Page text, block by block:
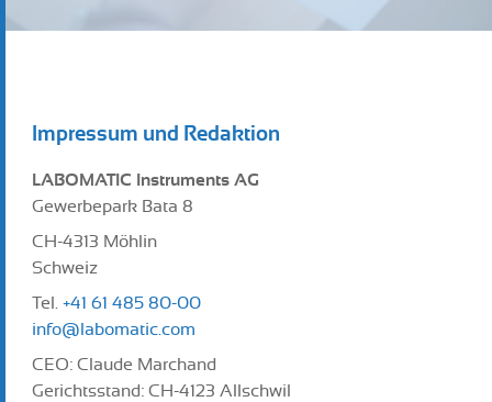
Impressum und Redaktion
LABOMATIC Instruments AG
Gewerbepark Bata 8
CH-4313 Möhlin
Schweiz
Tel. +41 61 485 80-00
info@labomatic.com
CEO: Claude Marchand
Gerichtsstand: CH-4123 Allschwil